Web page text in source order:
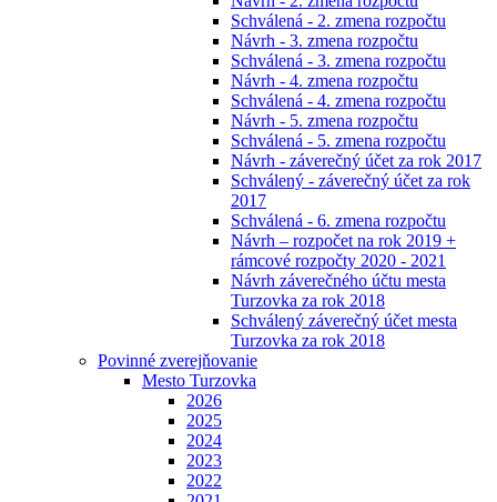
Schválená - 2. zmena rozpočtu
Návrh - 3. zmena rozpočtu
Schválená - 3. zmena rozpočtu
Návrh - 4. zmena rozpočtu
Schválená - 4. zmena rozpočtu
Návrh - 5. zmena rozpočtu
Schválená - 5. zmena rozpočtu
Návrh - záverečný účet za rok 2017
Schválený - záverečný účet za rok
2017
Schválená - 6. zmena rozpočtu
Návrh – rozpočet na rok 2019 +
rámcové rozpočty 2020 - 2021
Návrh záverečného účtu mesta
Turzovka za rok 2018
Schválený záverečný účet mesta
Turzovka za rok 2018
Povinné zverejňovanie
Mesto Turzovka
2026
2025
2024
2023
2022